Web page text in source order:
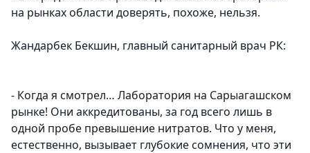
на рынках области доверять, похоже, нельзя.
Жандарбек Бекшин, главный санитарный врач РК:
- Когда я смотрел… Лаборатория на Сарыагашском
рынке! Они аккредитованы, за год всего лишь в
одной пробе превышение нитратов. Что у меня,
естественно, вызывает глубокие сомнения, что эти